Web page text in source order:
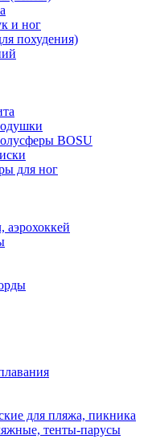
и ног
похудения)
BOSU
для ног
аэрохоккей
для пляжа, пикника
тенты-парусы